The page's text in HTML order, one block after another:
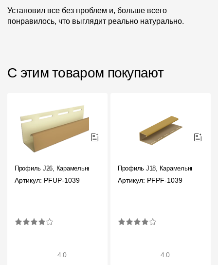
Установил все без проблем и, больше всего
понравилось, что выглядит реально натурально.
С этим товаром покупают
Профиль J26, Карамельный
Артикул: PFUP-1039
4.0
Профиль J18, Карамельный
Артикул: PFPF-1039
4.0